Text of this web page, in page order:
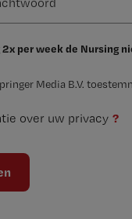
2x per week de Nursing
Media B.V.
over uw privacy ?